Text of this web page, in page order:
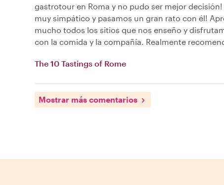
gastrotour en Roma y no pudo ser mejor
muy simpático y pasamos un gran rato con él!
mucho todos los sitios que nos enseño y
con la comida y la compañía. Realmente
The 10 Tastings of Rome
Mostrar más comentarios